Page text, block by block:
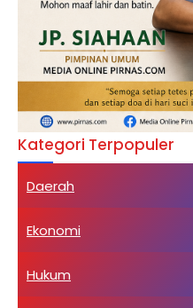
Kategori Terpopuler
Daerah
Ekonomi
Hukum